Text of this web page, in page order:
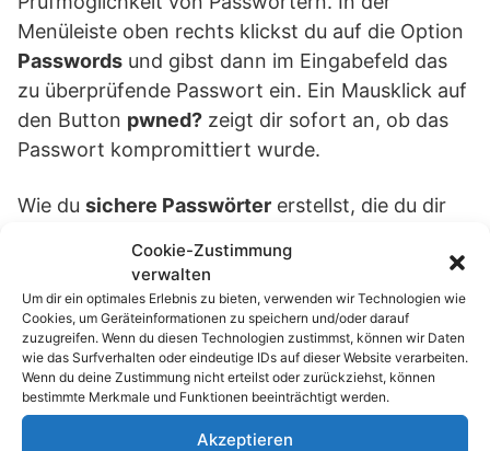
Menüleiste oben rechts klickst du auf die Option
Passwords und gibst dann im Eingabefeld das
zu überprüfende Passwort ein. Ein Mausklick auf
den Button pwned? zeigt dir sofort an, ob das
Passwort kompromittiert wurde.
Wie du sichere Passwörter erstellst, die du dir
diesem Artikel
Passend zum Thema »
echo rm -rf: Der 4-Buchstaben-Trick, der
dein…
Cookie-Zustimmung
verwalten
Um dir ein optimales Erlebnis zu bieten, verwenden wir Technologien wie
Cookies, um Geräteinformationen zu speichern und/oder darauf
zuzugreifen. Wenn du diesen Technologien zustimmst, können wir Daten
wie das Surfverhalten oder eindeutige IDs auf dieser Website verarbeiten.
Wenn du deine Zustimmung nicht erteilst oder zurückziehst, können
bestimmte Merkmale und Funktionen beeinträchtigt werden.
Akzeptieren